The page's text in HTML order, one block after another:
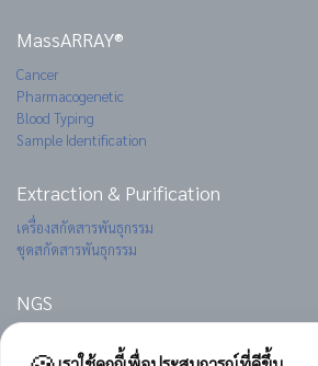
MassARRAY®
Cancer
Pharmacogenetic
Blood Typing
Sample Identification
Extraction & Purification
เครื่องสกัดสารพันธุกรรม
ชุดสกัดสารพันธุกรรม
NGS
Genolab M